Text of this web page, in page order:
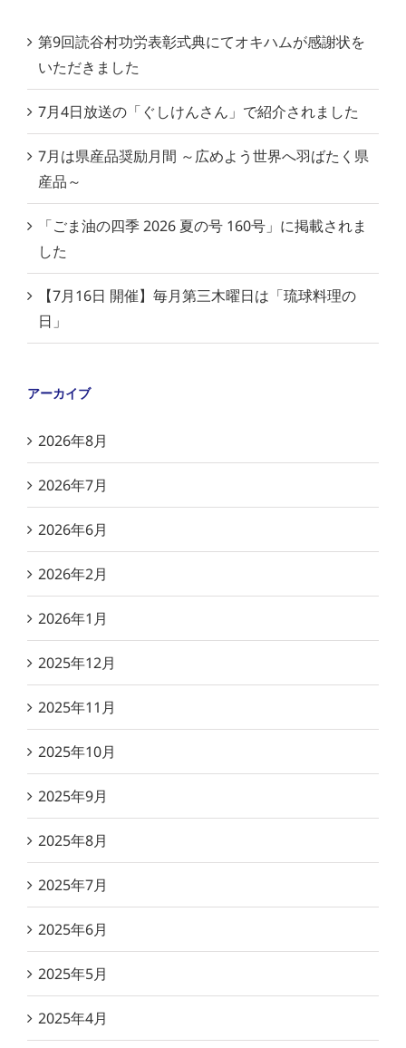
第9回読谷村功労表彰式典にてオキハムが感謝状を
いただきました
7月4日放送の「ぐしけんさん」で紹介されました
7月は県産品奨励月間 ～広めよう世界へ羽ばたく県
産品～
「ごま油の四季 2026 夏の号 160号」に掲載されま
した
【7月16日 開催】毎月第三木曜日は「琉球料理の
日」
アーカイブ
2026年8月
2026年7月
2026年6月
2026年2月
2026年1月
2025年12月
2025年11月
2025年10月
2025年9月
2025年8月
2025年7月
2025年6月
2025年5月
2025年4月